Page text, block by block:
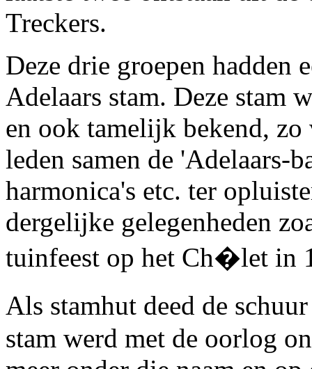
Treckers.
Deze drie groepen hadden
Adelaars stam. Deze stam
en ook tamelijk bekend, zo
leden samen de 'Adelaars-
harmonica's etc. ter
dergelijke gelegenheden
tuinfeest op het Ch�let in
Als stamhut deed de
stam werd met de oorlog